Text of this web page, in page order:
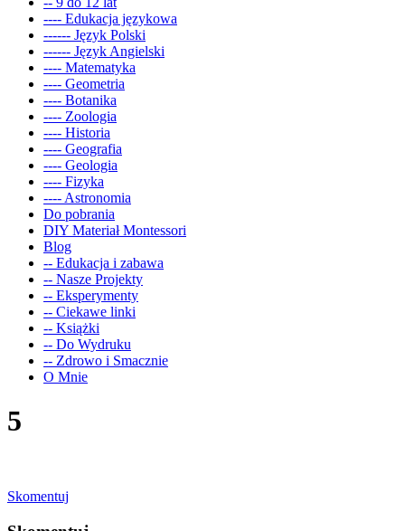
---- Edukacja językowa
------ Język Polski
------ Język Angielski
---- Matematyka
---- Geometria
---- Botanika
---- Zoologia
---- Historia
---- Geografia
---- Geologia
---- Fizyka
---- Astronomia
Do pobrania
DIY Materiał Montessori
Blog
-- Edukacja i zabawa
-- Nasze Projekty
-- Eksperymenty
-- Ciekawe linki
-- Książki
-- Do Wydruku
-- Zdrowo i Smacznie
O Mnie
5
Skomentuj